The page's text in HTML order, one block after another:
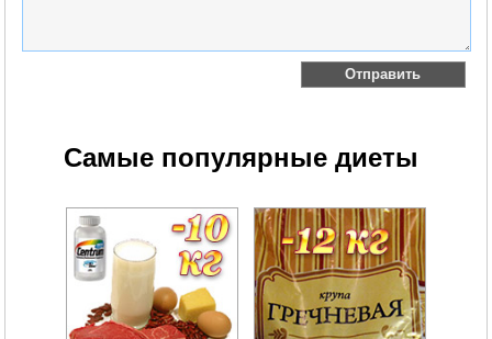
Самые популярные диеты